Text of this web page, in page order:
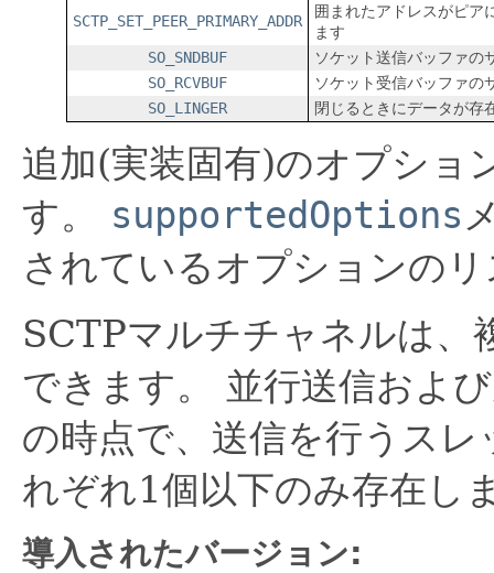
SCTP_SET_PEER_PRIMARY_ADDR
囲まれたアドレスがピア
ます
SO_SNDBUF
ソケット送信バッファの
SO_RCVBUF
ソケット受信バッファの
SO_LINGER
閉じるときにデータが存
追加(実装固有)のオプショ
す。
supportedOptions
されているオプションの
SCTPマルチチャネルは、
できます。
並行送信およ
の時点で、送信を行うス
れぞれ1個以下のみ存在し
導入されたバージョン: